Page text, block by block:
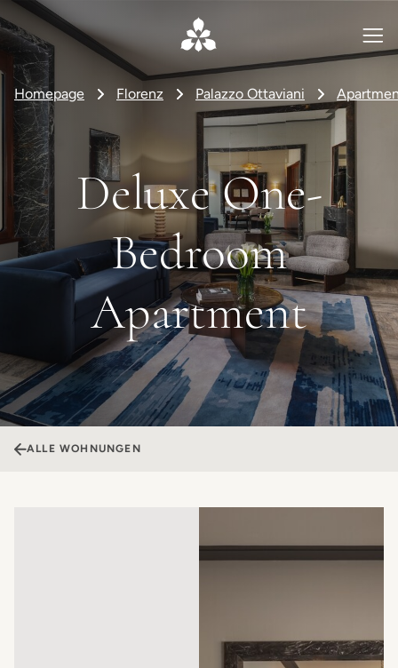
Homepage Florenz Palazzo Ottaviani
Deluxe One-
Bedroom
Apartment
ALLE WOHNUNGEN